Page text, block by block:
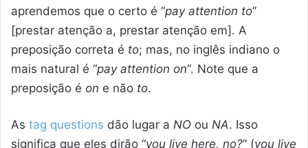
aprendemos que o certo é “pay attention to”
[prestar atenção a, prestar atenção em]. A
preposição correta é to; mas, no inglês indiano o
mais natural é “pay attention on“. Note que a
preposição é on e não to.
As tag questions dão lugar a NO ou NA. Isso
significa que eles dirão “you live here, no?” (you live